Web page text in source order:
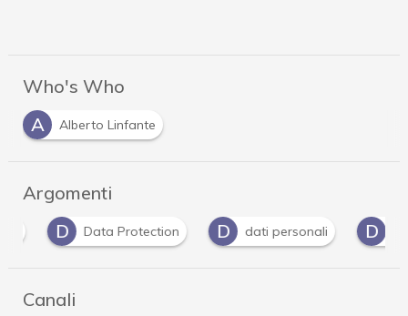
Who's Who
A
Alberto Linfante
Argomenti
Data Protection dati personali Dpo
Canali